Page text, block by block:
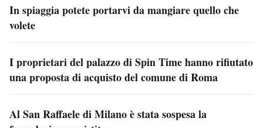
In spiaggia potete portarvi da mangiare quello che
volete
I proprietari del palazzo di Spin Time hanno rifiutato
una proposta di acquisto del comune di Roma
Al San Raffaele di Milano è stata sospesa la